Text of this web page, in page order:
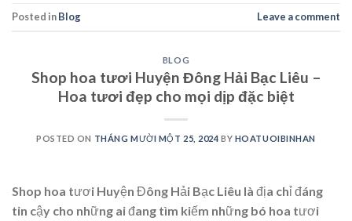
Posted inBlog Leave a comment
BLOG
Shop hoa tươi Huyện Đông Hải Bạc Liêu –
Hoa tươi đẹp cho mọi dịp đặc biệt
POSTED ON THÁNG MƯỜI MỘT 25, 2024 BY HOATUOIBINHAN
Shop hoa tươi Huyện Đông Hải Bạc Liêu là địa chỉ đáng
tin cậy cho những ai đang tìm kiếm những bó hoa tươi